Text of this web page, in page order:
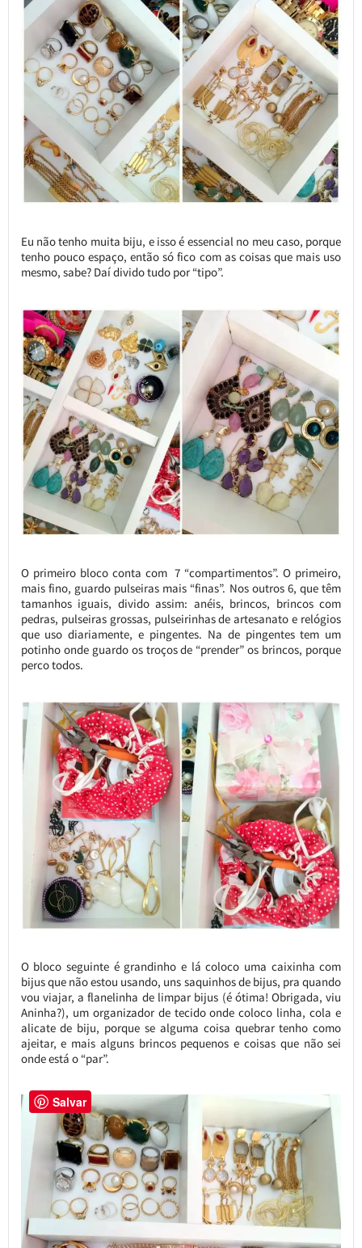
Eu não tenho muita biju, e isso é essencial no meu caso, porque
tenho pouco espaço, então só fico com as coisas que mais uso
mesmo, sabe? Daí divido tudo por “tipo”.
O primeiro bloco conta com 7 “compartimentos”. O primeiro,
mais fino, guardo pulseiras mais “finas”. Nos outros 6, que têm
tamanhos iguais, divido assim: anéis, brincos, brincos com
pedras, pulseiras grossas, pulseirinhas de artesanato e relógios
que uso diariamente, e pingentes. Na de pingentes tem um
potinho onde guardo os troços de “prender” os brincos, porque
perco todos.
O bloco seguinte é grandinho e lá coloco uma caixinha com
bijus que não estou usando, uns saquinhos de bijus, pra quando
vou viajar, a flanelinha de limpar bijus (é ótima! Obrigada, viu
Aninha?), um organizador de tecido onde coloco linha, cola e
alicate de biju, porque se alguma coisa quebrar tenho como
ajeitar, e mais alguns brincos pequenos e coisas que não sei
onde está o “par”.
Salvar